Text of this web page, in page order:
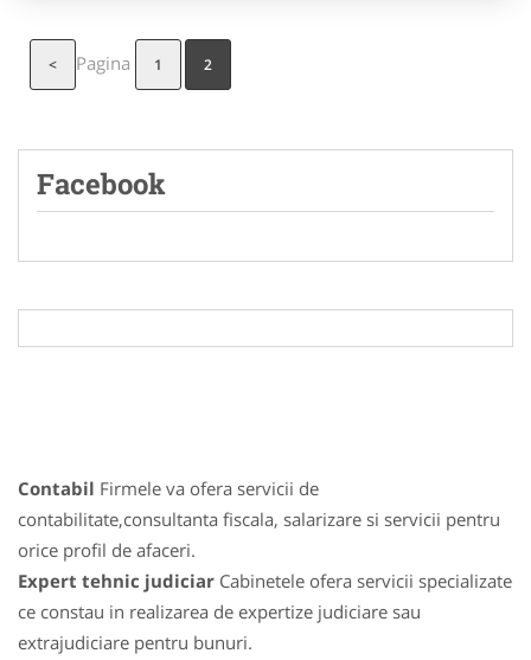
Pagina
< 1 2
Facebook
Contabil Firmele va ofera servicii de
contabilitate,consultanta fiscala, salarizare si servicii pentru
orice profil de afaceri.
Expert tehnic judiciar Cabinetele ofera servicii specializate
ce constau in realizarea de expertize judiciare sau
extrajudiciare pentru bunuri.